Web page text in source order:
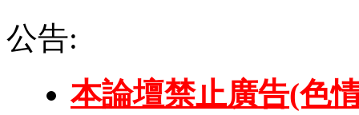
公告:
本論壇禁止廣告(色